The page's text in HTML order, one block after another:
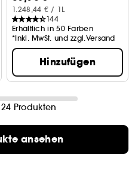
1.248,44 € / 1L
144
Erhältlich in 50 Farben
*Inkl. MwSt. und zzgl.Versand
Hinzufügen
Produkten
ansehen